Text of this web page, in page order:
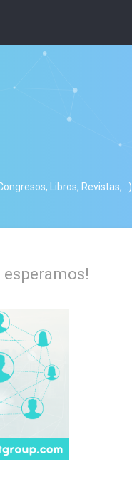
Libros, Revistas,...)